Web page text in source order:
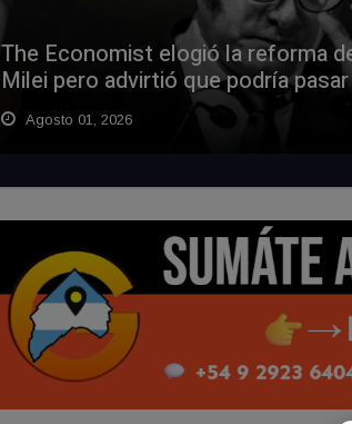
The Economist elogió la reforma
Milei pero advirtió que podría
Agosto 01, 2026